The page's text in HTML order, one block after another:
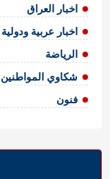
اخبار العراق
اخبار عربية ودولية
الرياضة
شكاوي المواطنين
فنون